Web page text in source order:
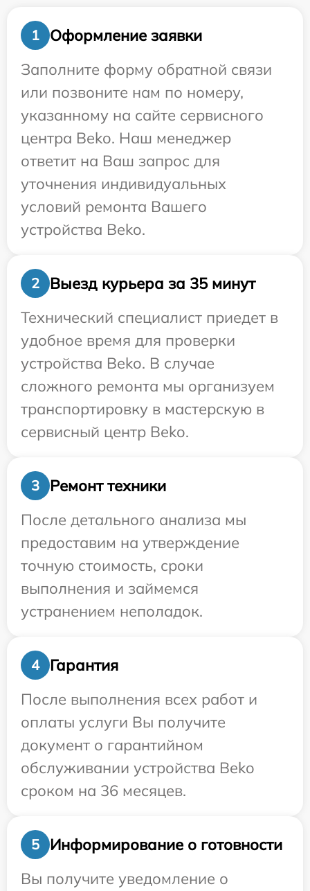
1
Оформление заявки
Заполните форму обратной связи
или позвоните нам по номеру,
указанному на сайте сервисного
центра Beko. Наш менеджер
ответит на Ваш запрос для
уточнения индивидуальных
условий ремонта Вашего
устройства Beko.
2
Выезд курьера за 35 минут
Технический специалист приедет в
удобное время для проверки
устройства Beko. В случае
сложного ремонта мы организуем
транспортировку в мастерскую в
сервисный центр Beko.
3
Ремонт техники
После детального анализа мы
предоставим на утверждение
точную стоимость, сроки
выполнения и займемся
устранением неполадок.
4
Гарантия
После выполнения всех работ и
оплаты услуги Вы получите
документ о гарантийном
обслуживании устройства Beko
сроком на 36 месяцев.
5
Информирование о готовности
Вы получите уведомление о